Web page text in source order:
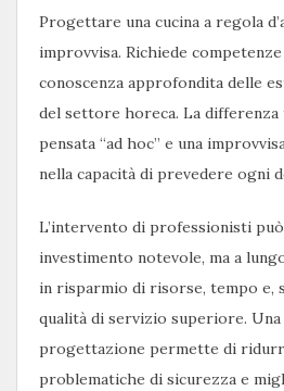
Progettare una cucina a regola
improvvisa. Richiede
conoscenza approfondita delle
del settore horeca. La differenza
pensata “ad hoc” e una
nella capacità di prevedere ogni
L’intervento di professionisti
investimento notevole, ma a
in risparmio di risorse, tempo e,
qualità di servizio superiore. Una
progettazione permette di
problematiche di sicurezza e